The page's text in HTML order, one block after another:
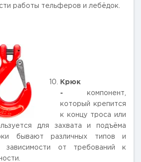
работы тельферов и лебёдок.
Крюк
- компонент,
который крепится
к концу троса или
для захвата и подъёма
бывают различных типов и
зависимости от требований к